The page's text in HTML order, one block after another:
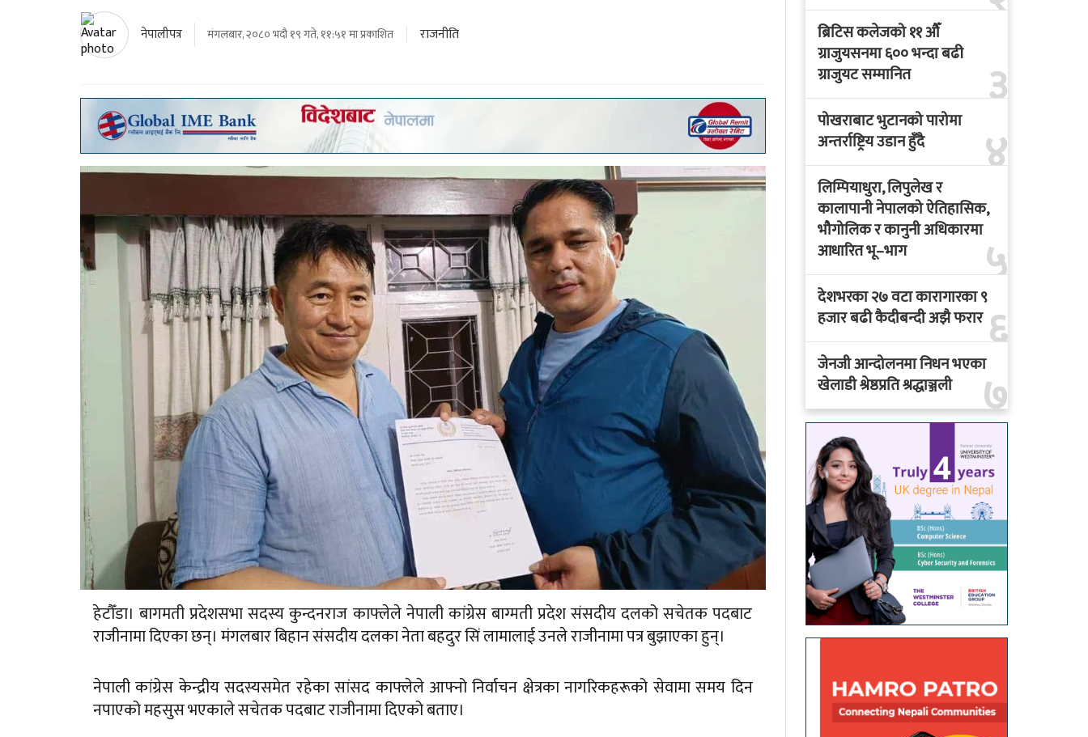
नेपालीपत्र मंगलबार, २०८० भदौ १९ गते, ११:५१ मा प्रकाशित राजनीति
हेटौँडा। बागमती प्रदेशसभा सदस्य कुन्दनराज काफ्लेले नेपाली कांग्रेस बाग्मती प्रदेश संसदीय दलको सचेतक पदबाट
राजीनामा दिएका छन्। मंगलबार बिहान संसदीय दलका नेता बहदुर सिं लामालाई उनले राजीनामा पत्र बुझाएका हुन्।
नेपाली कांग्रेस केन्द्रीय सदस्यसमेत रहेका सांसद काफ्लेले आफ्नो निर्वाचन क्षेत्रका नागरिकहरूको सेवामा समय दिन
नपाएको महसुस भएकाले सचेतक पदबाट राजीनामा दिएको बताए।
३
ब्रिटिस कलेजको ११ औँ
ग्राजुयसनमा ६०० भन्दा बढी
ग्राजुयट सम्मानित
४
पोखराबाट भुटानको पारोमा
अन्तर्राष्ट्रिय उडान हुँदै
५
लिम्पियाधुरा, लिपुलेख र
कालापानी नेपालको ऐतिहासिक,
भौगोलिक र कानुनी अधिकारमा
आधारित भू–भाग
६
देशभरका २७ वटा कारागारका ९
हजार बढी कैदीबन्दी अझै फरार
७
जेनजी आन्दोलनमा निधन भएका
खेलाडी श्रेष्ठप्रति श्रद्धाञ्जली